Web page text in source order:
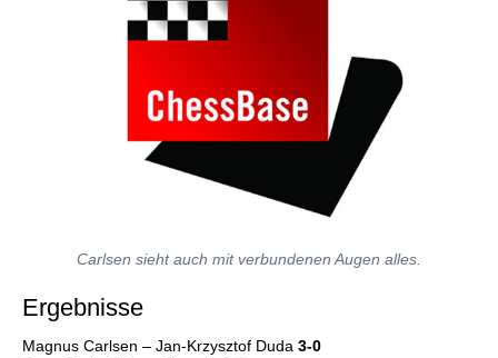
Carlsen sieht auch mit verbundenen Augen alles.
Ergebnisse
Magnus Carlsen – Jan-Krzysztof Duda 3-0